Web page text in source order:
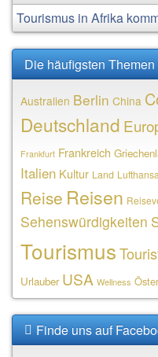
Tourismus in Afrika
Die häufigsten Themen
Australien Berlin China
Deutschland
Frankfurt Frankreich
Italien Kultur Land Lufthansa
Reise Reisen
Sehenswürdigkeiten
Tourismus
Urlauber USA Wellness
Finde uns auf